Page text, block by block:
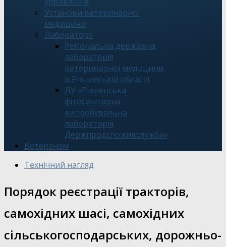
Установи ветеринарної
медицини
Лабораторії
Регіональна державна
лабораторія
ветеринарної медицини
в Рівненській області
ДУ «Рівненська
фітосанітарна
випробувальна
лабораторія
Держпродспоживслужби»
Ветеранам
Технічний нагляд
Порядок реєстрації тракторів,
самохідних шасі, самохідних
сільськогосподарських, дорожньо-